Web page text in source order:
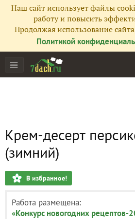
Наш сайт использует файлы
работу и повысить
Продолжая использование
Политикой
Крем-десерт
(зимний)
В избранное!
Работа размещена:
«Конкурс новогодних рецептов-